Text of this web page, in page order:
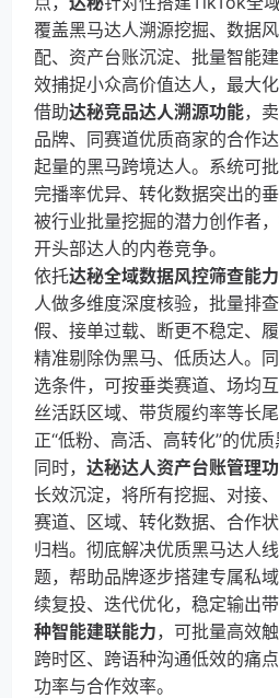
覆盖黑马达人溯源挖掘、数据
配、资产台账沉淀、批量智能
效捕捉小众高价值达人，最大化
借助达秘竞品达人溯源功能，
品牌、同赛道优质商家的合作
起量的黑马跨境达人。系统可
完播率优异、转化数据突出的
被行业批量挖掘的潜力创作者
开头部达人的内卷竞争。
依托达秘全域数据风控筛查能力
人做多维度深度核验，批量排
假、接单过载、断更不稳定、
精准剔除伪黑马、低质达人。
选条件，可按垂类赛道、场均
丝活跃区域、带货履约率等长
正“低粉、高活、高转化”的优质
同时， 达秘达人资产台账管理
长效沉淀，将所有挖掘、对接
赛道、区域、转化数据、合作
归档。彻底解决优质黑马达人
题，帮助品牌逐步搭建专属私
续复投、迭代优化，稳定输出
种智能建联能力，可批量高效
跨时区、跨语种沟通低效的痛
功率与合作效率。